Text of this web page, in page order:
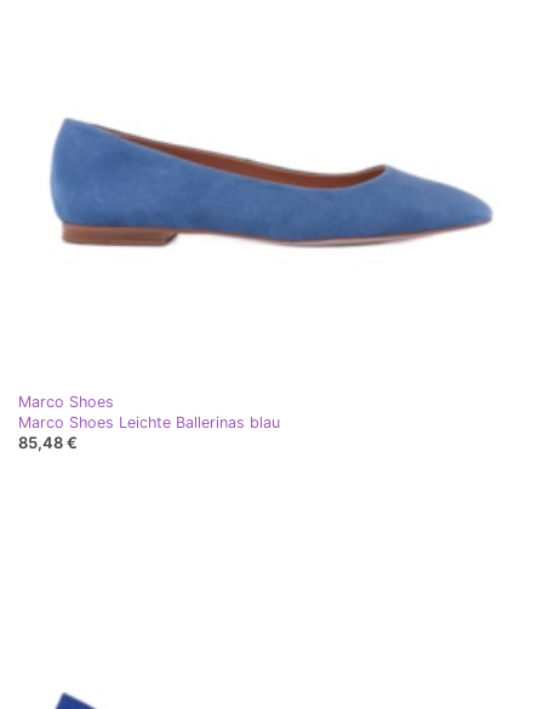
Marco Shoes
Marco Shoes Leichte Ballerinas blau
85,48 €